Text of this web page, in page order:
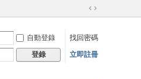
切
到
寬
自動登錄
找回密碼
登錄 立即註冊